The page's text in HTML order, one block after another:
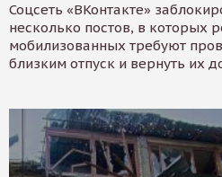
Соцсеть «ВКонтакте»
несколько постов, в которых
мобилизованных требуют
близким отпуск и вернуть их